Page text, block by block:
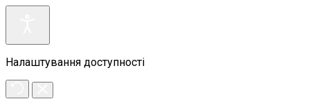
Налаштування доступності